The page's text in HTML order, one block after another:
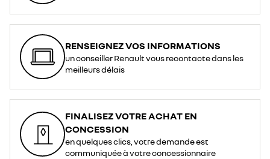
RENSEIGNEZ VOS INFORMATIONS
un conseiller Renault vous recontacte dans les
meilleurs délais
FINALISEZ VOTRE ACHAT EN
CONCESSION
en quelques clics, votre demande est
communiquée à votre concessionnaire